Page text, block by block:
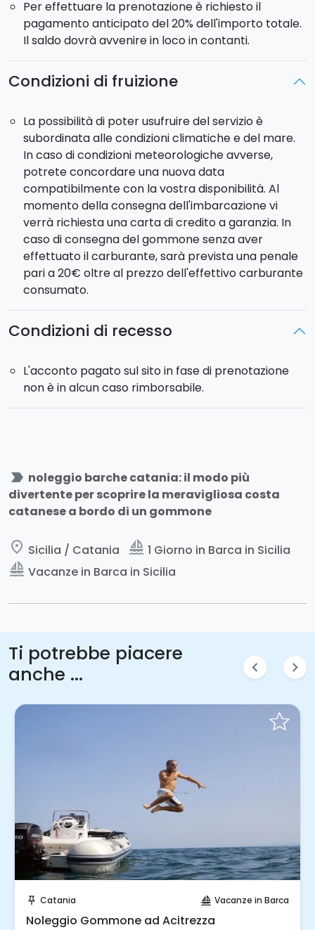
Per effettuare la prenotazione è richiesto il
pagamento anticipato del 20% dell'importo totale.
Il saldo dovrà avvenire in loco in contanti.
Condizioni di fruizione
La possibilità di poter usufruire del servizio è
subordinata alle condizioni climatiche e del mare.
In caso di condizioni meteorologiche avverse,
potrete concordare una nuova data
compatibilmente con la vostra disponibilità. Al
momento della consegna dell'imbarcazione vi
verrà richiesta una carta di credito a garanzia. In
caso di consegna del gommone senza aver
effettuato il carburante, sarà prevista una penale
pari a 20€ oltre al prezzo dell'effettivo carburante
consumato.
Condizioni di recesso
L'acconto pagato sul sito in fase di prenotazione
non è in alcun caso rimborsabile.
label_important noleggio barche catania: il modo più
divertente per scoprire la meravigliosa costa
catanese a bordo di un gommone
place Sicilia / Catania sailing 1 Giorno in Barca in Sicilia
sailing Vacanze in Barca in Sicilia
Ti potrebbe piacere
anche ...
chevron_left chevron_right
push_pin Catania sailing Vacanze in Barca
Noleggio Gommone ad Acitrezza